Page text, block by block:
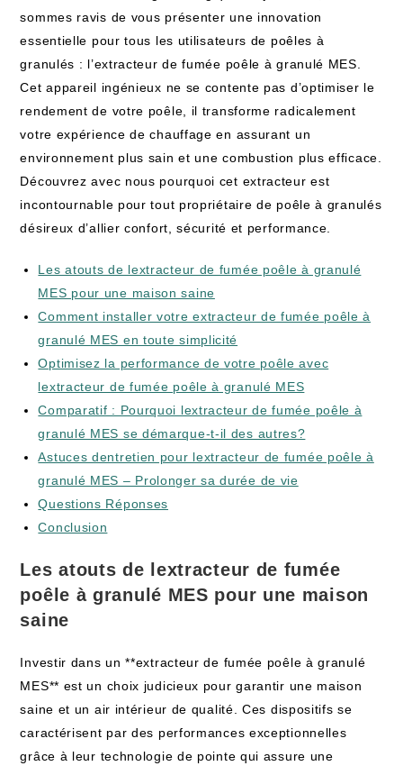
sommes ravis de vous présenter une innovation
essentielle pour tous les utilisateurs de poêles à
granulés : l’extracteur de fumée poêle à granulé MES.
Cet appareil ingénieux ne se contente pas d’optimiser le
rendement de votre poêle, il transforme radicalement
votre expérience de chauffage en assurant un
environnement plus sain et une combustion plus efficace.
Découvrez avec nous pourquoi cet extracteur est
incontournable pour tout propriétaire de poêle à granulés
désireux d’allier confort, sécurité et performance.
Les atouts de lextracteur de fumée poêle à granulé
MES pour une maison saine
Comment installer votre extracteur de fumée poêle à
granulé MES en toute simplicité
Optimisez la performance de votre poêle avec
lextracteur de fumée poêle à granulé MES
Comparatif : Pourquoi lextracteur de fumée poêle à
granulé MES se démarque-t-il des autres?
Astuces dentretien pour lextracteur de fumée poêle à
granulé MES – Prolonger sa durée de vie
Questions Réponses
Conclusion
Les atouts de lextracteur de fumée
poêle à granulé MES pour une maison
saine
Investir dans un **extracteur de fumée poêle à granulé
MES** est un choix judicieux pour garantir une maison
saine et un air intérieur de qualité. Ces dispositifs se
caractérisent par des performances exceptionnelles
grâce à leur technologie de pointe qui assure une